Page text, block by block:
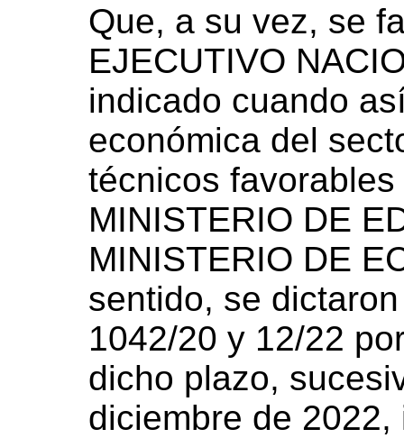
Que, a su vez, se
EJECUTIVO
indicado cuando
económica del
técnicos
MINISTERIO DE
MINISTERIO DE
sentido, se
1042/20 y 12/22
dicho plazo,
diciembre de 2022,